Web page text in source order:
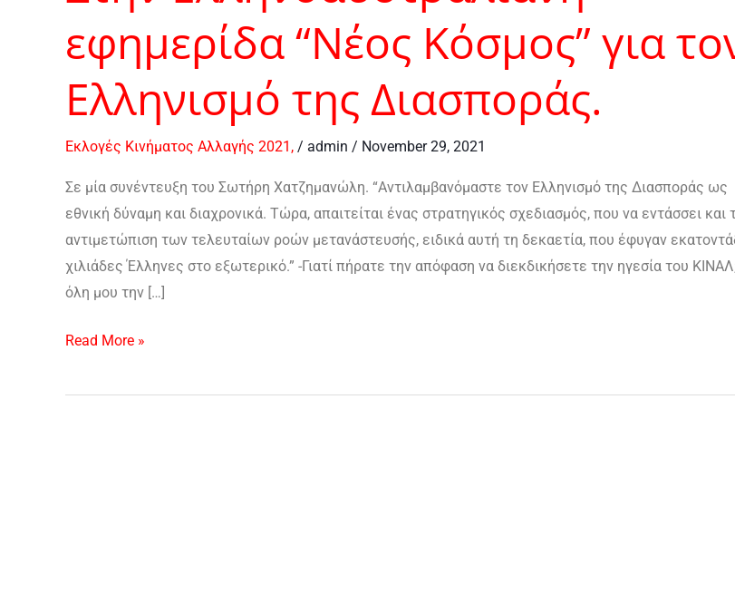
εφημερίδα “Νέος Κόσμος” για
Ελληνισμό της Διασποράς.
Εκλογές Κινήματος Αλλαγής 2021, / admin / November 29, 2021
Σε μία συνέντευξη του Σωτήρη Χατζημανώλη. “Αντιλαμβανόμαστε τον Ελληνισμό της Διασποράς ως
εθνική δύναμη και διαχρονικά. Τώρα, απαιτείται ένας στρατηγικός σχεδιασμός, που να εντάσσει και
αντιμετώπιση των τελευταίων ροών μετανάστευσής, ειδικά αυτή τη δεκαετία, που έφυγαν
χιλιάδες Έλληνες στο εξωτερικό.” -Γιατί πήρατε την απόφαση να διεκδικήσετε την ηγεσία του
όλη μου την […]
Read More »